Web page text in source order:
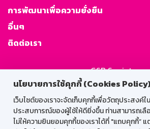
นโยบายการใช้คุกกี้ (Cookies Policy)
เว็บไซต์ของเราจะจัดเก็บคุกกี้เพื่อวัตถุประสงค์
ประสบการณ์ของผู้ใช้ให้ดียิ่งขึ้น ท่านสามารถเ
ไม่ให้ความยินยอมคุกกี้ของเราได้ที่ "แถบคุกกี้”
การพัฒนาเพื่อความยั่งยืน
อื่นๆ
ติดต่อเรา
GSB Society:
สำหรับพนักงาน